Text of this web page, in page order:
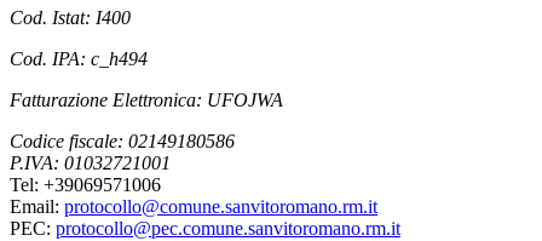
Cod. Istat: I400
Cod. IPA: c_h494
Fatturazione Elettronica: UFOJWA
Codice fiscale: 02149180586
P.IVA: 01032721001
Tel: +39069571006
Email: protocollo@comune.sanvitoromano.rm.it
PEC: protocollo@pec.comune.sanvitoromano.rm.it